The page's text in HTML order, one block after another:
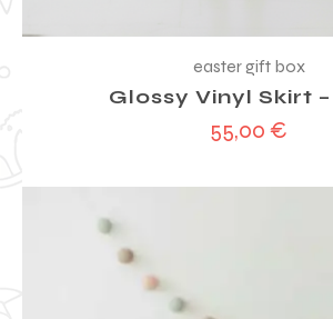
easter gift box
Glossy Vinyl Skirt
55,00 €